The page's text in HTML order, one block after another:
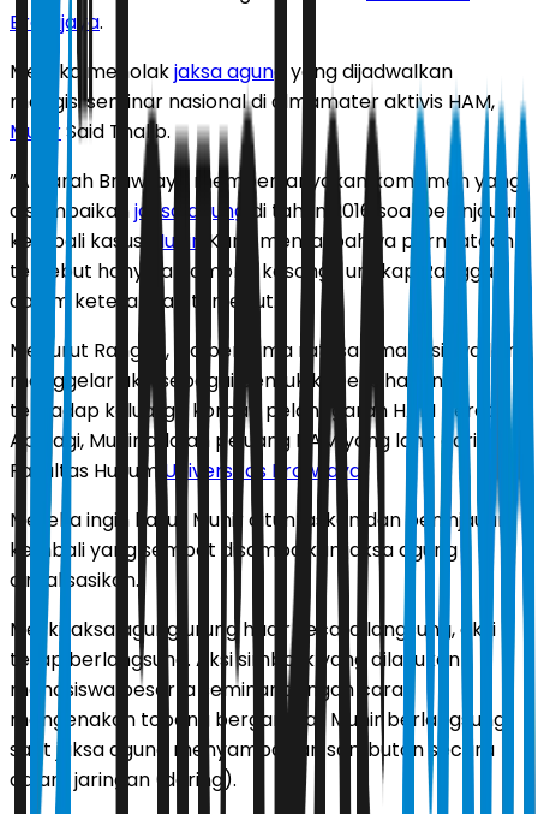
Brawijaya.
Mereka menolakjaksa agung yang dijadwalkan
mengisi seminar nasional di almamater aktivis HAM,
MunirSaid Thalib.
”Amarah Brawijaya mempertanyakan komitmen yang
disampaikanjaksa agung
di tahun 2016 soal peninjauan
kembali kasus
Munir . Kami menilai bahwa pernyataan
tersebut hanyalah omong kosong,” ungkap Rangga
dalam keterangan tersebut.
Menurut Rangga, dia bersama ratusan mahasiswa lain
menggelar aksi sebagai bentuk keberpihakan
terhadap keluarga korban pelanggaran HAM berat.
Apalagi, Munir adalah pejuang HAM yang lahir dari
Fakultas Hukum Universitas Brawijaya
Mereka ingin kasus Munir dituntaskan dan peninjauan
kembali yang sempat disampaikan jaksa agung
direalisasikan.
Meski jaksa agung urung hadir secara langsung, aksi
tetap berlangsung. Aksi simbolik yang dilakukan
mahasiswa peserta seminar dengan cara
mengenakan topeng bergambar Munir berlangsung
saat jaksa agung menyampaikan sambutan secara
dalam jaringan (daring).